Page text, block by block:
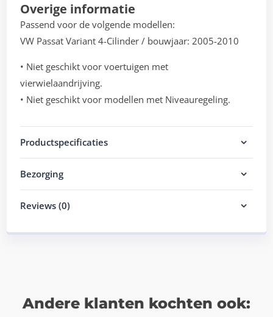
Overige informatie
Passend voor de volgende modellen:
VW Passat Variant 4-Cilinder / bouwjaar: 2005-2010
• Niet geschikt voor voertuigen met
vierwielaandrijving.
• Niet geschikt voor modellen met Niveauregeling.
Productspecificaties
Bezorging
Reviews (0)
Andere klanten kochten ook: